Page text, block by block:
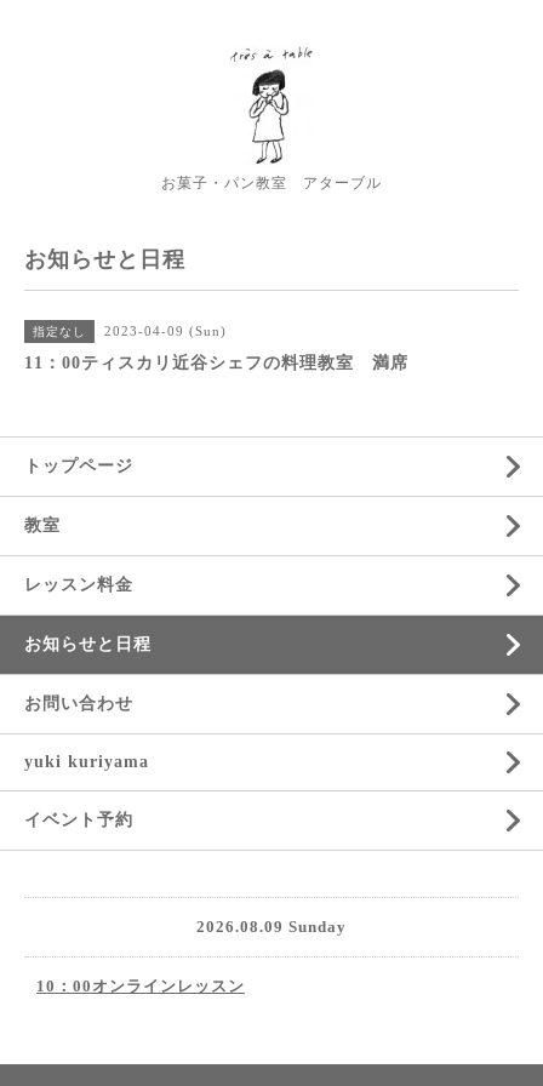
お菓子・パン教室 アターブル
お知らせと日程
指定なし 2023-04-09 (Sun)
11：00ティスカリ近谷シェフの料理教室 満席
トップページ
教室
レッスン料金
お知らせと日程
お問い合わせ
yuki kuriyama
イベント予約
2026.08.09 Sunday
10：00オンラインレッスン